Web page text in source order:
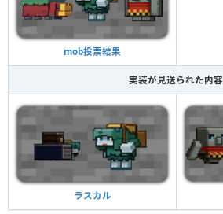
mob投票結果
実装が見送られた内容
ラスカル